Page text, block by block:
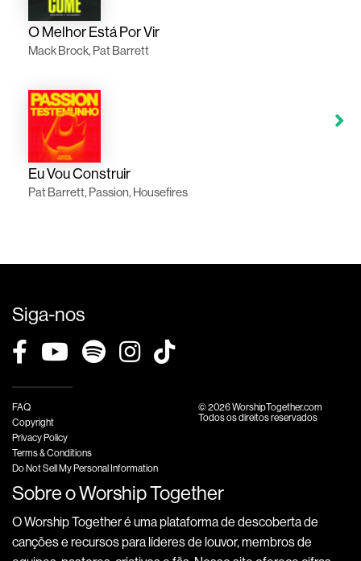
O Melhor Está Por Vir
Mack Brock, Pat Barrett
Eu Vou Construir
Pat Barrett, Passion, Housefires
Siga-nos
FAQ
Copyright
Privacy Policy
Terms & Conditions
Do Not Sell My Personal Information
© 2026 WorshipTogether.com
Todos os direitos reservados
Sobre o Worship Together
O Worship Together é uma plataforma de descoberta de
canções e recursos para líderes de louvor, membros de